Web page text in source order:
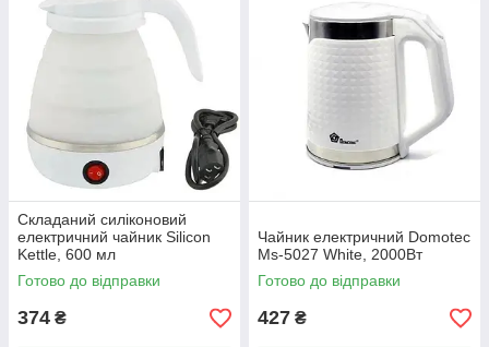
Складаний силіконовий
електричний чайник Silicon
Kettle, 600 мл
Готово до відправки
374 ₴
Чайник електричний Domotec
Ms-5027 White, 2000Вт
Готово до відправки
427 ₴